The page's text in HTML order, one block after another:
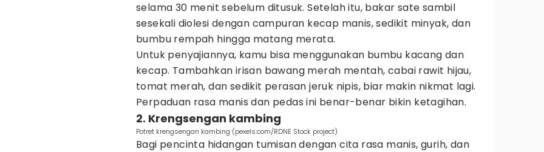
selama 30 menit sebelum ditusuk. Setelah itu, bakar sate sambil
sesekali diolesi dengan campuran kecap manis, sedikit minyak, dan
bumbu rempah hingga matang merata.
Untuk penyajiannya, kamu bisa menggunakan bumbu kacang dan
kecap. Tambahkan irisan bawang merah mentah, cabai rawit hijau,
tomat merah, dan sedikit perasan jeruk nipis, biar makin nikmat lagi.
Perpaduan rasa manis dan pedas ini benar-benar bikin ketagihan.
2. Krengsengan kambing
Potret krengsengan kambing (pexels.com/RDNE Stock project)
Bagi pencinta hidangan tumisan dengan cita rasa manis, gurih, dan